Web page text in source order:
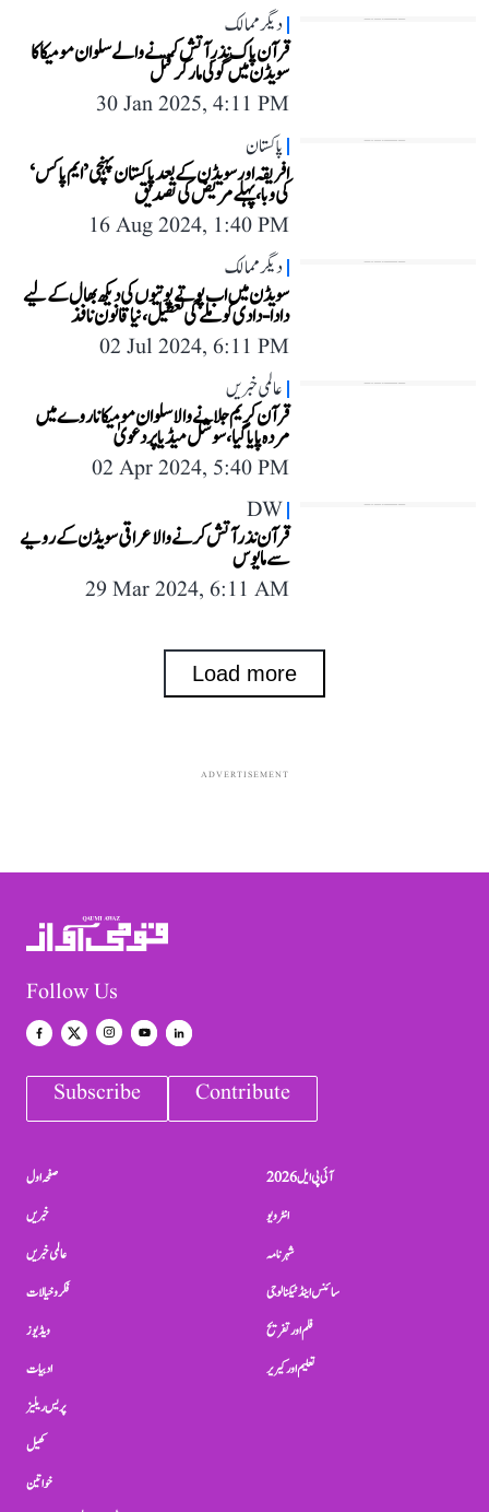
دیگر ممالک
قرآن پاک نذرِ آتش کرنے والے سلوان مومیکا کا
سویڈن میں گولی مار کر قتل
30 Jan 2025, 4:11 PM
پاکستان
افریقہ اور سویڈن کے بعد پاکستان پہنچی ’ایم پاکس‘
کی وبا، پہلے مریض کی تصدیق
16 Aug 2024, 1:40 PM
دیگر ممالک
سویڈن میں اب پوتے پوتیوں کی دیکھ بھال کے لیے
دادا-دادی کو ملے گی تعطیل، نیا قانون نافذ
02 Jul 2024, 6:11 PM
عالمی خبریں
قرآن کریم جلانے والا سلوان مومیکا ناروے میں
مردہ پایا گیا، سوشل میڈیا پر دعویٰ
02 Apr 2024, 5:40 PM
DW
قرآن نذر آتش کرنے والا عراقی سویڈن کے رویے
سے مایوس
29 Mar 2024, 6:11 AM
Load more
ADVERTISEMENT
Follow Us
Subscribe Contribute
صفحہ اول
خبریں
عالمی خبریں
فکر و خیالات
ویڈیوز
ادبیات
پریس ریلیز
کھیل
خواتین
آئی پی ایل 2026
انٹرویو
شہرنامہ
سائنس اینڈ ٹیکنالوجی
فلم اور تفریح
تعلیم اور کیریر